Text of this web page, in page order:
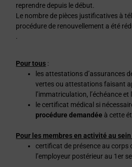
reprendre depuis le début.
Le nombre de pièces justificatives à
procédure de renouvellement a été
.
Pour tous :
les attestations d’assurances
vertes ou attestations faisant
l’immatriculation, l’échéance
le certificat médical si
procédure demandée à cette
Pour les membres en activité au sein
certificat de présence au corps
l’employeur postérieur au 1er